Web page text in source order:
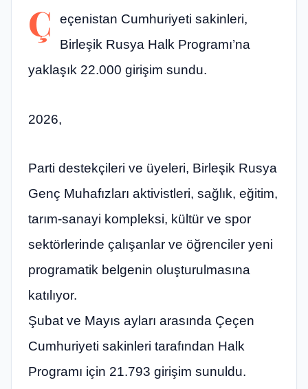
Ç
eçenistan Cumhuriyeti sakinleri,
Birleşik Rusya Halk Programı’na
yaklaşık 22.000 girişim sundu.
2026,
Parti destekçileri ve üyeleri, Birleşik Rusya
Genç Muhafızları aktivistleri, sağlık, eğitim,
tarım-sanayi kompleksi, kültür ve spor
sektörlerinde çalışanlar ve öğrenciler yeni
programatik belgenin oluşturulmasına
katılıyor.
Şubat ve Mayıs ayları arasında Çeçen
Cumhuriyeti sakinleri tarafından Halk
Programı için 21.793 girişim sunuldu.